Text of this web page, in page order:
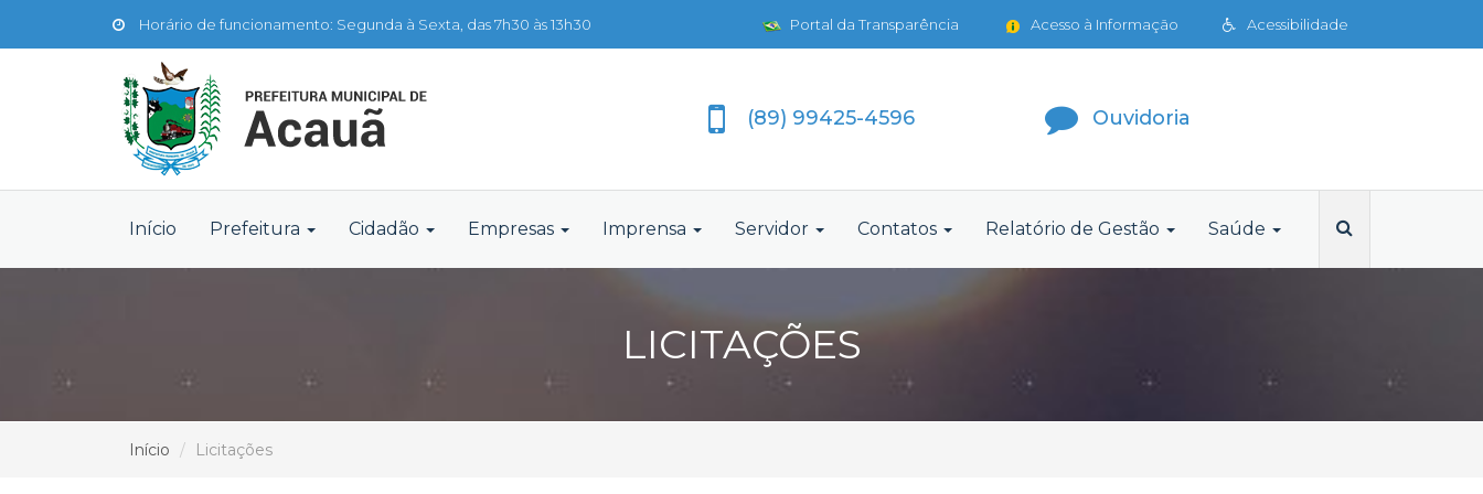
Horário de funcionamento: Segunda à Sexta, das 7h30 às 13h30 Acessibilidade
Acesso à Informação
Portal da Transparência
(89) 99425-4596 Ouvidoria
Início Prefeitura Cidadão Empresas Imprensa Servidor Contatos Relatório de Gestão Saúde
LICITAÇÕES
Início Licitações